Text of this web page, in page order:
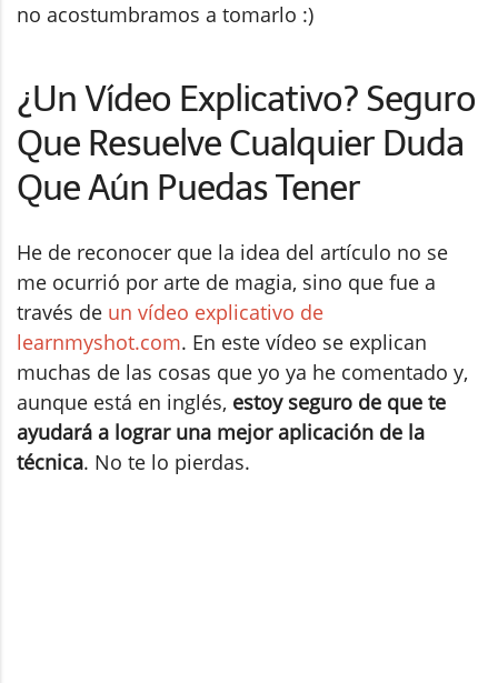
no acostumbramos a tomarlo :)
¿Un Vídeo Explicativo? Seguro
Que Resuelve Cualquier Duda
Que Aún Puedas Tener
He de reconocer que la idea del artículo no se
me ocurrió por arte de magia, sino que fue a
través de un vídeo explicativo de
learnmyshot.com. En este vídeo se explican
muchas de las cosas que yo ya he comentado y,
aunque está en inglés, estoy seguro de que te
ayudará a lograr una mejor aplicación de la
técnica. No te lo pierdas.